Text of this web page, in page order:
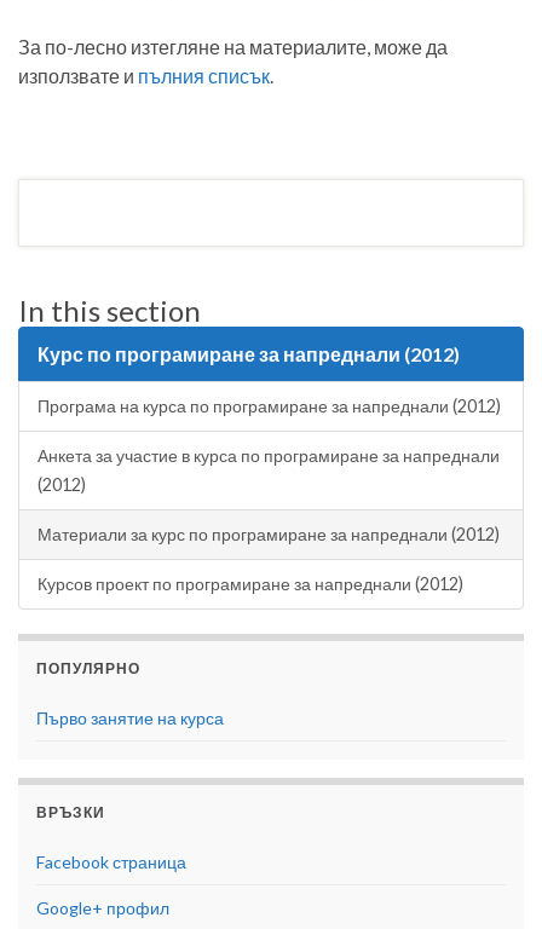
За по-лесно изтегляне на материалите, може да
използвате и пълния списък.
In this section
Курс по програмиране за напреднали (2012)
Програма на курса по програмиране за напреднали (2012)
Анкета за участие в курса по програмиране за напреднали
(2012)
Материали за курс по програмиране за напреднали (2012)
Курсов проект по програмиране за напреднали (2012)
ПОПУЛЯРНО
Първо занятие на курса
ВРЪЗКИ
Facebook страница
Google+ профил